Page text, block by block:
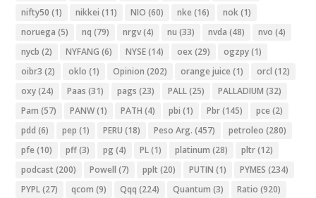
nifty50 (1) nikkei (11) NIO (60) nke (16) nok(1)
noruega (5) nq (79) nrgv(4) nu (33) nvda (48) nvo (4)
nycb (2) NYFANG (6) NYSE(14) oex (29) ogzpy(1)
oibr3 (2) oklo (1) Opinion (202) orange juice (1) orcl (12)
oxy(24) Paas (31) pags (23) PALL(25) PALLADIUM (32)
Pam (57) PANW(1) PATH (4) pbi (1) Pbr(145) pce (2)
pdd (6) pep (1) PERU (18) Peso Arg. (457) petroleo (280)
pfe (10) pff(3) pg (4) PL(1) platinum (28) pltr(12)
podcast (200) Powell (7) pplt (20) PUTIN (1) PYMES (234)
PYPL(27) qcom (9) Qqq (224) Quantum (3) Ratio (920)